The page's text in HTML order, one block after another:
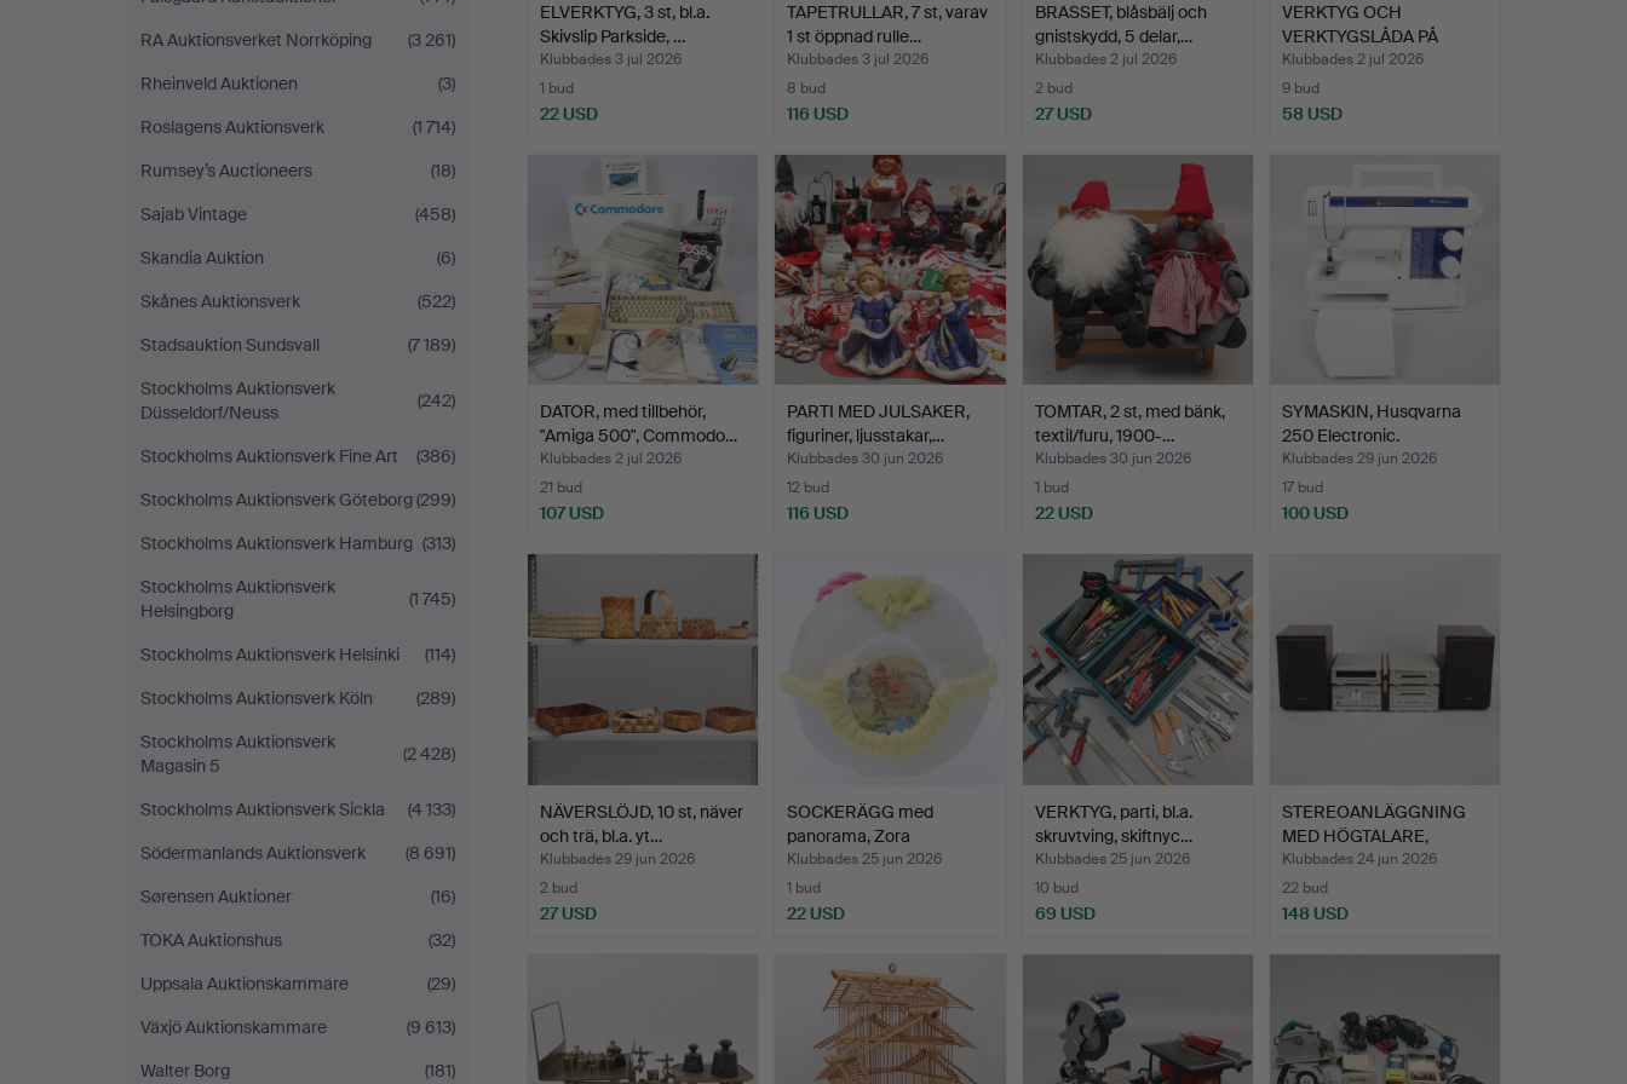
RA Auktionsverket Norrköping
(3 261)
Rheinveld Auktionen
(3)
Roslagens Auktionsverk
(1 714)
Rumsey’s Auctioneers
(18)
Sajab Vintage
(458)
Skandia Auktion
(6)
Skånes Auktionsverk
(522)
Stadsauktion Sundsvall
(7 189)
Stockholms Auktionsverk
Düsseldorf/Neuss
(242)
Stockholms Auktionsverk Fine Art
(386)
Stockholms Auktionsverk Göteborg(299)
Stockholms Auktionsverk Hamburg (313)
Stockholms Auktionsverk
Helsingborg
(1 745)
Stockholms Auktionsverk Helsinki
(114)
Stockholms Auktionsverk Köln
(289)
Stockholms Auktionsverk
Magasin 5
(2 428)
Stockholms Auktionsverk Sickla
(4 133)
Södermanlands Auktionsverk
(8 691)
Sørensen Auktioner
(16)
TOKA Auktionshus
(32)
Uppsala Auktionskammare
(29)
Växjö Auktionskammare
(9 613)
Walter Borg
(181)
ELVERKTYG, 3 st, bl.a.
Skivslip Parkside, …
Klubbades 3 jul 2026
1 bud
22 USD
TAPETRULLAR, 7 st, varav
1 st öppnad rulle…
Klubbades 3 jul 2026
8 bud
116 USD
BRASSET, blåsbälj och
gnistskydd, 5 delar,…
Klubbades 2 jul 2026
2 bud
27 USD
VERKTYG OCH
VERKTYGSLÅDA PÅ
HJUL, parti, 1…
Klubbades 2 jul 2026
9 bud
58 USD
DATOR, med tillbehör,
"Amiga 500", Commodo…
Klubbades 2 jul 2026
21 bud
107 USD
PARTI MED JULSAKER,
figuriner, ljusstakar,…
Klubbades 30 jun 2026
12 bud
116 USD
TOMTAR, 2 st, med bänk,
textil/furu, 1900-…
Klubbades 30 jun 2026
1 bud
22 USD
SYMASKIN, Husqvarna
250 Electronic.
Klubbades 29 jun 2026
17 bud
100 USD
NÄVERSLÖJD, 10 st, näver
och trä, bl.a. yt…
Klubbades 29 jun 2026
2 bud
27 USD
SOCKERÄGG med
panorama, Zora
Schokoladefab…
Klubbades 25 jun 2026
1 bud
22 USD
VERKTYG, parti, bl.a.
skruvtving, skiftnyc…
Klubbades 25 jun 2026
10 bud
69 USD
STEREOANLÄGGNING
MED HÖGTALARE,
Technics H…
Klubbades 24 jun 2026
22 bud
148 USD